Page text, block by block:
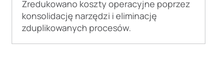
Zredukowano koszty operacyjne poprzez
konsolidację narzędzi i eliminację
zduplikowanych procesów.